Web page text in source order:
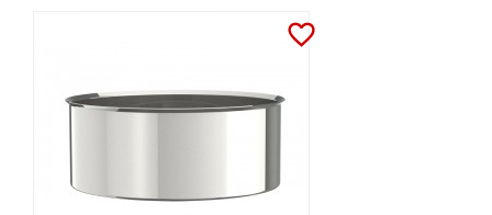
favorite_border